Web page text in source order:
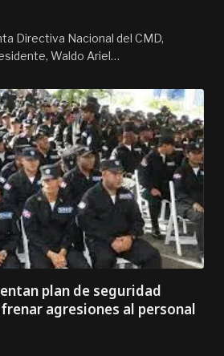
Directiva Nacional del CMD,
Waldo Ariel…
plan de seguridad
agresiones al personal